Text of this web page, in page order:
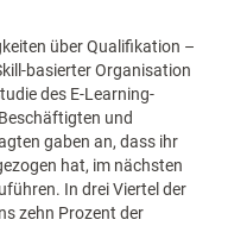
über Qualifikation –
basierter Organisation
des E-Learning-
und
gaben an, dass ihr
hat, im nächsten
In drei Viertel der
zehn Prozent der